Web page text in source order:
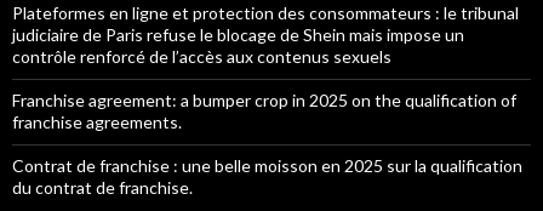
Plateformes en ligne et protection des consommateurs : le tribunal
judiciaire de Paris refuse le blocage de Shein mais impose un
contrôle renforcé de l’accès aux contenus sexuels
Franchise agreement: a bumper crop in 2025 on the qualification of
franchise agreements.
Contrat de franchise : une belle moisson en 2025 sur la qualification
du contrat de franchise.